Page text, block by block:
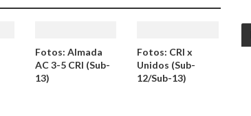
Fotos: Almada
AC 3-5 CRI (Sub-
13)
Fotos: CRI x
Unidos (Sub-
12/Sub-13)